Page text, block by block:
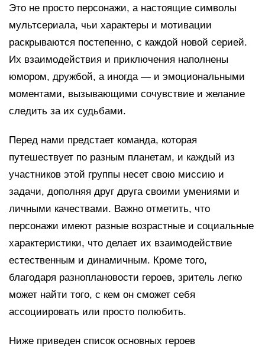
Это не просто персонажи, а настоящие символы
мультсериала, чьи характеры и мотивации
раскрываются постепенно, с каждой новой серией.
Их взаимодействия и приключения наполнены
юмором, дружбой, а иногда — и эмоциональными
моментами, вызывающими сочувствие и желание
следить за их судьбами.
Перед нами предстает команда, которая
путешествует по разным планетам, и каждый из
участников этой группы несет свою миссию и
задачи, дополняя друг друга своими умениями и
личными качествами. Важно отметить, что
персонажи имеют разные возрастные и социальные
характеристики, что делает их взаимодействие
естественным и динамичным. Кроме того,
благодаря разноплановости героев, зритель легко
может найти того, с кем он сможет себя
ассоциировать или просто полюбить.
Ниже приведен список основных героев